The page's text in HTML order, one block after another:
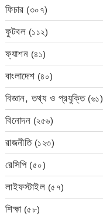
ফিচার (৩০৭)
ফুটবল (১১২)
ফ্যাশন (৪১)
বাংলাদেশ (৪০)
বিজ্ঞান, তথ্য ও প্রযুক্তি(৬১)
বিনোদন (২৫৬)
রাজনীতি(১২৩)
রেসিপি(৫০)
লাইফস্টাইল (৫৭)
শিক্ষা(৫৮)